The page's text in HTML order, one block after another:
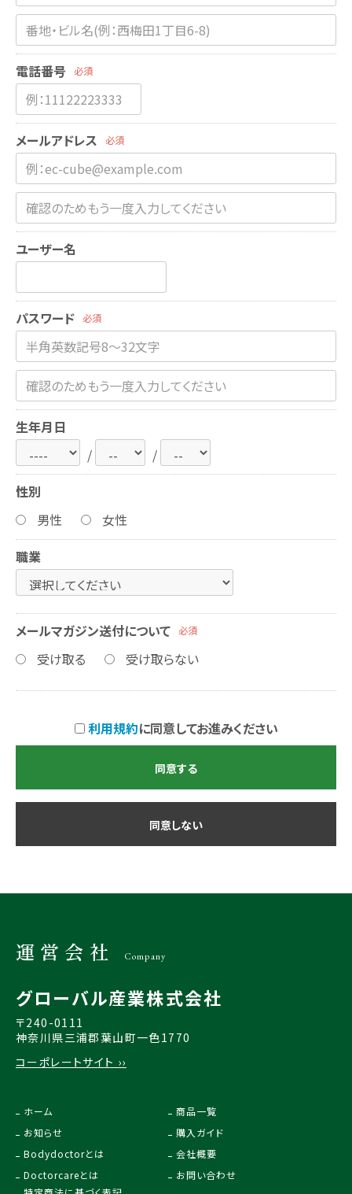
電話番号 必須
メールアドレス 必須
ユーザー名
パスワード 必須
生年月日
/
/
性別
男性
女性
職業
メールマガジン送付について 必須
受け取る 受け取らない
利用規約に同意してお進みください
同意する
同意しない
運営会社 Company
グローバル産業株式会社
〒240-0111
神奈川県三浦郡葉山町一色1770
コーポレートサイト ››
ホーム
お知らせ
Bodydoctorとは
Doctorcareとは
商品一覧
購入ガイド
会社概要
お問い合わせ